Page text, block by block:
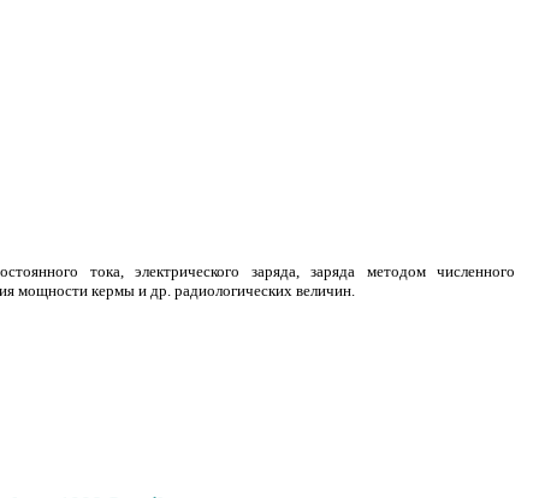
тока, электрического заряда, заряда методом численного
мощности кермы и др. радиологических величин.